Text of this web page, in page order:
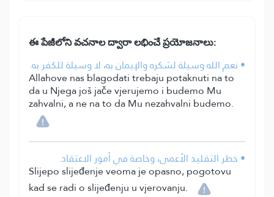
ఈ పేజీలోని వచనాల ద్వారా లభించే ప్రయోజనాలు:
• نعم الله وسيلة لشكره والإيمان به، لا وسيلة للكفر به.
Allahove nas blagodati trebaju potaknuti na to
da u Njega još jače vjerujemo i budemo Mu
zahvalni, a ne na to da Mu nezahvalni budemo.
• خطر التقليد الأعمى، وخاصة في أمور الاعتقاد.
Slijepo slijeđenje veoma je opasno, pogotovu
kad se radi o slijeđenju u vjerovanju.